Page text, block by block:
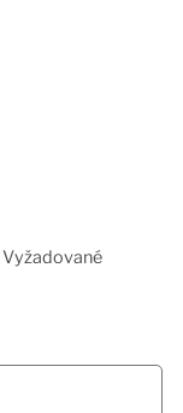
Vyžadované